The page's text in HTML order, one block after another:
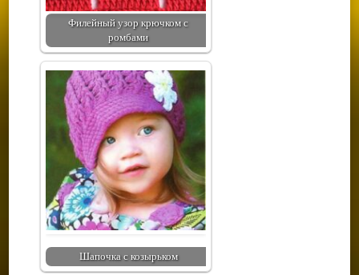
Филейный узор крючком с
ромбами
Шапочка с козырьком